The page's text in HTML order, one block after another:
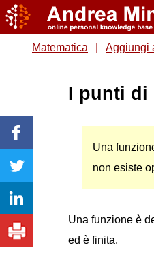
Matematica Aggiungi
I punti di
Una
non esiste
Una funzione è
ed è finita.